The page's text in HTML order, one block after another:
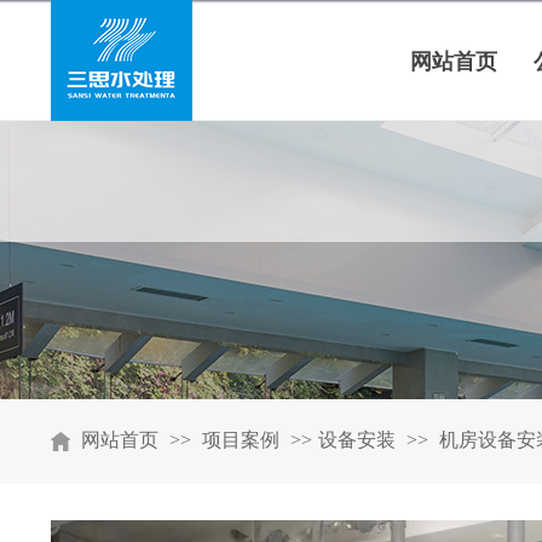
网站首页
网站首页 >> 项目案例 >> 设备安装 >> 机房设备安